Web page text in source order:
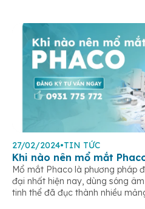
27/02/2024•TIN TỨC
Khi nào nên mổ mắt
Mổ mắt Phaco là phương pháp
đại nhất hiện nay, dùng sóng
tinh thể đã đục thành nhiều